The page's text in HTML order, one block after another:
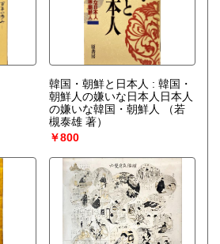
韓国・朝鮮と日本人 : 韓国・
朝鮮人の嫌いな日本人日本人
の嫌いな韓国・朝鮮人
（若
槻泰雄 著）
￥800